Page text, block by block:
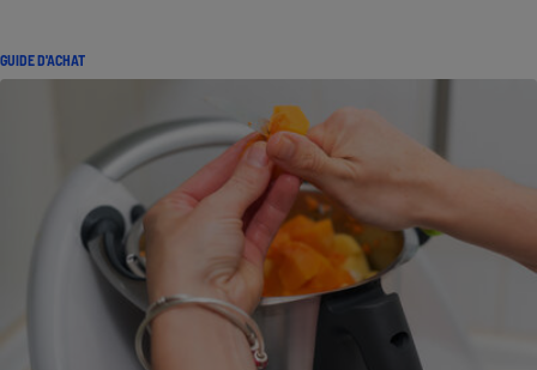
GUIDE D'ACHAT